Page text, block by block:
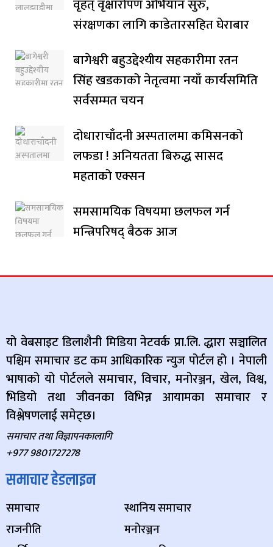
वृहत् वृक्षारोपण अभियान सुरु,
संरक्षणका लागि काडेतारसहित घेराबार
बागेश्वरी बहुउद्देश्यीय सहकारीमा रतन
सिंह खडकाको नेतृत्वमा नयाँ कार्यसमिति
सर्वसम्मत चयन
दोधाराचाँदनी अस्पतालमा कमिसनको
लफडा ! अनियतता बिरुद्ध सासद
महताको एक्सन
समसामयिक विषयमा छलफल गर्न
मन्त्रिपरिषद् बैठक आज
यो वेबसाइट डिलाशैनी मिडिया नेटवर्क प्रा.लि. द्धारा सञ्चालित
पश्चिम समाचार डट कम आधिकारिक न्युज पोर्टल हो । नेपाली
भाषाको यो पोर्टलले समाचार, विचार, मनोरञ्जन, खेल, विश्व,
भिडियो तथा जीवनका विभिन्न आयामका समाचार र
विश्लेषणलाई समेट्छ।
समाचार तथा विज्ञापनकालागि
+977 9801727278
समाचार हेडलाइन
समाचार
राजनीति
स्थानिय समाचार
मनोरञ्जन